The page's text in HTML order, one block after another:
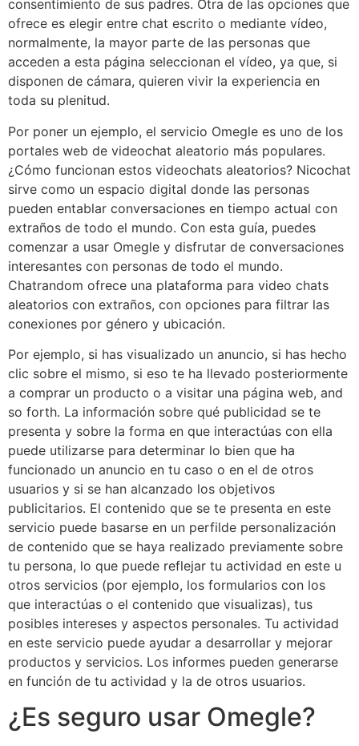
consentimiento de sus padres. Otra de las opciones que
ofrece es elegir entre chat escrito o mediante vídeo,
normalmente, la mayor parte de las personas que
acceden a esta página seleccionan el vídeo, ya que, si
disponen de cámara, quieren vivir la experiencia en
toda su plenitud.
Por poner un ejemplo, el servicio Omegle es uno de los
portales web de videochat aleatorio más populares.
¿Cómo funcionan estos videochats aleatorios? Nicochat
sirve como un espacio digital donde las personas
pueden entablar conversaciones en tiempo actual con
extraños de todo el mundo. Con esta guía, puedes
comenzar a usar Omegle y disfrutar de conversaciones
interesantes con personas de todo el mundo.
Chatrandom ofrece una plataforma para video chats
aleatorios con extraños, con opciones para filtrar las
conexiones por género y ubicación.
Por ejemplo, si has visualizado un anuncio, si has hecho
clic sobre el mismo, si eso te ha llevado posteriormente
a comprar un producto o a visitar una página web, and
so forth. La información sobre qué publicidad se te
presenta y sobre la forma en que interactúas con ella
puede utilizarse para determinar lo bien que ha
funcionado un anuncio en tu caso o en el de otros
usuarios y si se han alcanzado los objetivos
publicitarios. El contenido que se te presenta en este
servicio puede basarse en un perfilde personalización
de contenido que se haya realizado previamente sobre
tu persona, lo que puede reflejar tu actividad en este u
otros servicios (por ejemplo, los formularios con los
que interactúas o el contenido que visualizas), tus
posibles intereses y aspectos personales. Tu actividad
en este servicio puede ayudar a desarrollar y mejorar
productos y servicios. Los informes pueden generarse
en función de tu actividad y la de otros usuarios.
¿Es seguro usar Omegle?